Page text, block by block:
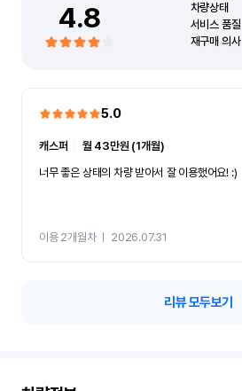
4.8 차량상태
서비스 품질
재구매 의사
5.0
캐스퍼
월 43만원 (1개월)
너무 좋은 상태의 차량 받아서 잘 이용했어요! :)
이용 2개월차ㅣ 2026.07.31
리뷰 모두보기